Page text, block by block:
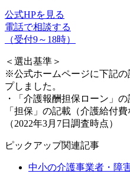
公式HPを見る
電話で相談する
（受付9～18時）
＜選出基準＞
※公式ホームページに下記の
プしました。
・「介護報酬担保ローン」
「担保」の記載（介護給付費
（2022年3月7日調査時点）
ピックアップ関連記事
中小の介護事業者・障